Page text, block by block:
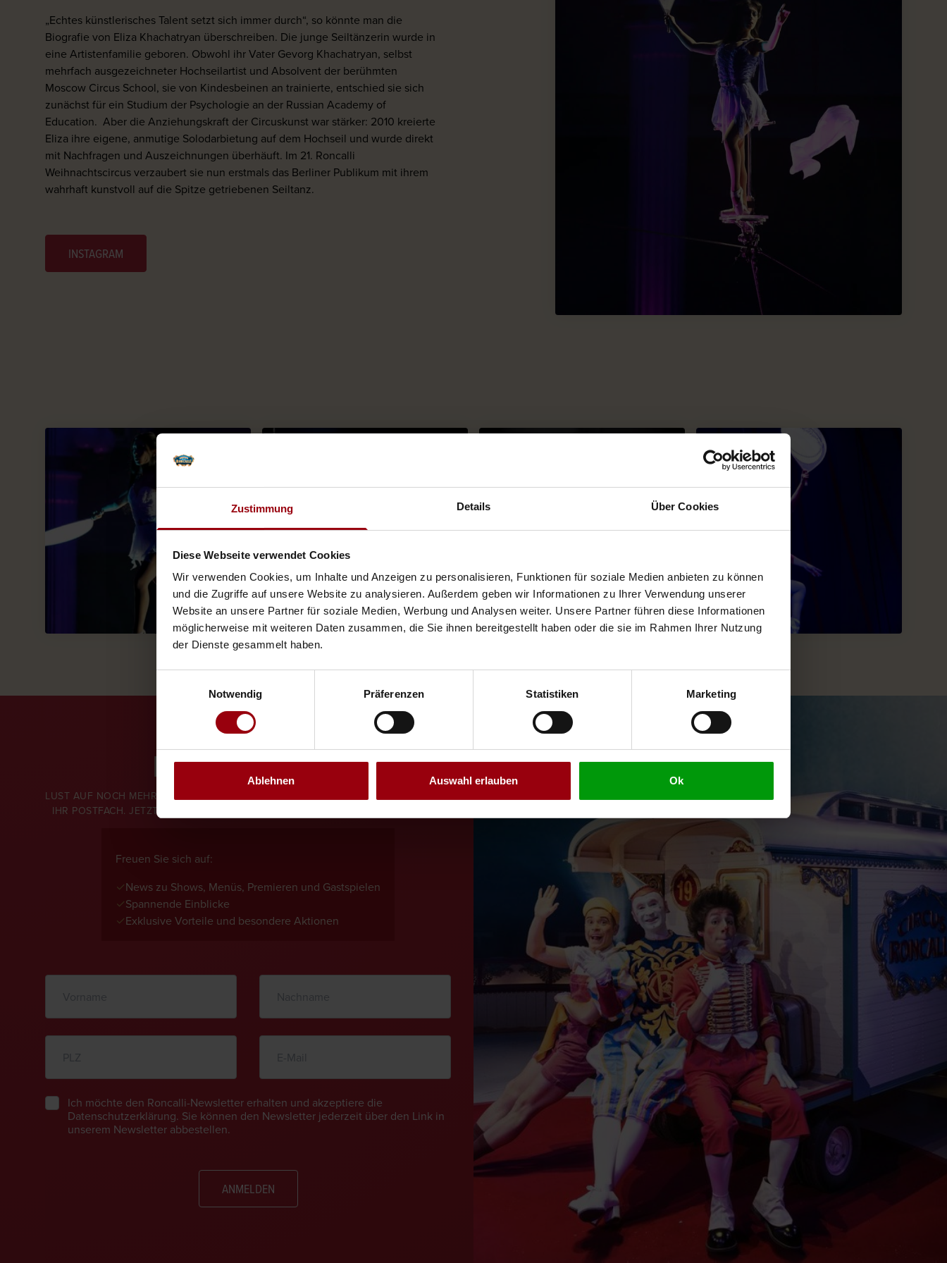
Zustimmung Details Über Cookies
Diese Webseite verwendet Cookies
Wir verwenden Cookies, um Inhalte und Anzeigen zu personalisieren, Funktionen für soziale Medien anbieten zu können
und die Zugriffe auf unsere Website zu analysieren. Außerdem geben wir Informationen zu Ihrer Verwendung unserer
Website an unsere Partner für soziale Medien, Werbung und Analysen weiter. Unsere Partner führen diese Informationen
möglicherweise mit weiteren Daten zusammen, die Sie ihnen bereitgestellt haben oder die sie im Rahmen Ihrer Nutzung
der Dienste gesammelt haben.
Notwendig
Präferenzen Statistiken Marketing
Ablehnen Auswahl erlauben Ok
„Echtes künstlerisches Talent setzt sich immer durch“, so könnte man die
Biografie von Eliza Khachatryan überschreiben. Die junge Seiltänzerin wurde in
eine Artistenfamilie geboren. Obwohl ihr Vater Gevorg Khachatryan, selbst
mehrfach ausgezeichneter Hochseilartist und Absolvent der berühmten
Moscow Circus School, sie von Kindesbeinen an trainierte, entschied sie sich
zunächst für ein Studium der Psychologie an der Russian Academy of
Education. Aber die Anziehungskraft der Circuskunst war stärker: 2010 kreierte
Eliza ihre eigene, anmutige Solodarbietung auf dem Hochseil und wurde direkt
mit Nachfragen und Auszeichnungen überhäuft. Im 21. Roncalli
Weihnachtscircus verzaubert sie nun erstmals das Berliner Publikum mit ihrem
wahrhaft kunstvoll auf die Spitze getriebenen Seiltanz.
INSTAGRAM
NEWSLETTER
LUST AUF NOCH MEHR ZAUBER? UNSER NEWSLETTER BRINGT DIE MAGIE DIREKT IN
IHR POSTFACH. JETZT ABONNIEREN UND KEINE NEUIGKEITEN MEHR VERPASSEN.
Freuen Sie sich auf:
✓News zu Shows, Menüs, Premieren und Gastspielen
✓Spannende Einblicke
✓Exklusive Vorteile und besondere Aktionen
Ich möchte den Roncalli-Newsletter erhalten und akzeptiere die
Datenschutzerklärung. Sie können den Newsletter jederzeit über den Link in
unserem Newsletter abbestellen.
ANMELDEN